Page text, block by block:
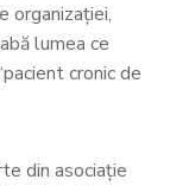
organizației,
lumea ce
cronic de
din asociație